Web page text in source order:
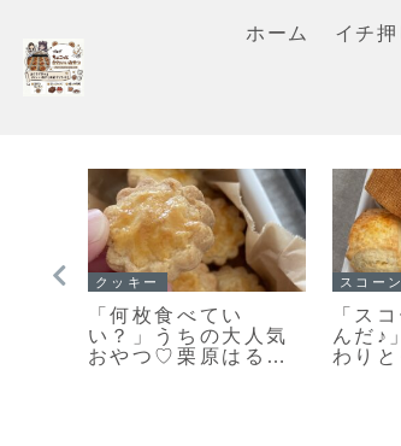
ホーム イチ押
マフィン
すぐに作れる♥食べら
れる♥濃厚ガトーショ
コラマフィン作りま
イチ押
「栗
るで
キ🌰